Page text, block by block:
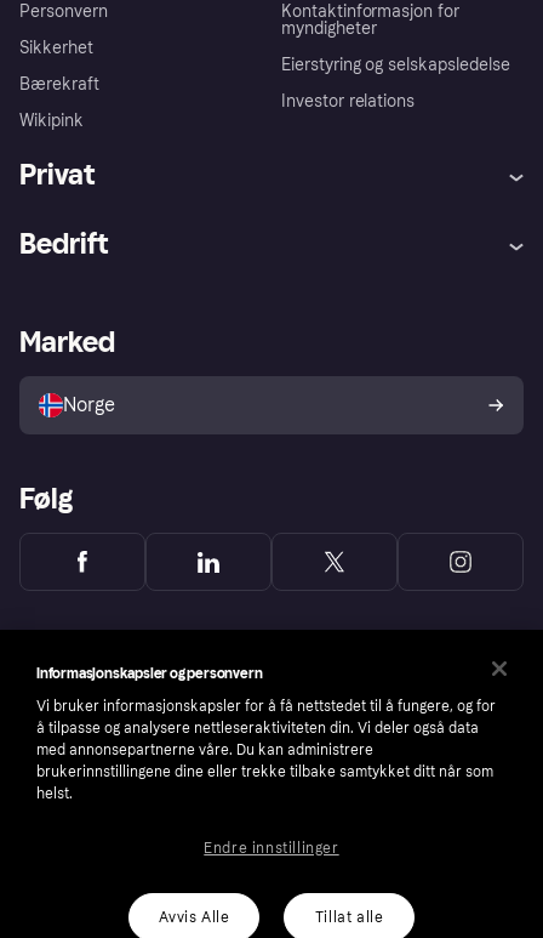
Personvern
Sikkerhet
Bærekraft
Wikipink
Kontaktinformasjon for
myndigheter
Eierstyring og selskapsledelse
Investor relations
Privat
Utforsk butikker
Bedrift
Merchant portal
Marked
Norge
Følg
number: 556737-0431
Informasjonskapsler og personvern
Vi bruker informasjonskapsler for å få nettstedet til å fungere, og for
å tilpasse og analysere nettleseraktiviteten din. Vi deler også data
med annonsepartnerne våre. Du kan administrere
brukerinnstillingene dine eller trekke tilbake samtykket ditt når som
helst.
Avvis Alle Tillat alle
Endre innstillinger